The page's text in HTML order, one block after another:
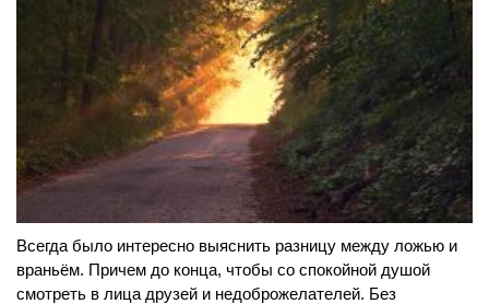
Всегда было интересно выяснить разницу между ложью и
враньём. Причем до конца, чтобы со спокойной душой
смотреть в лица друзей и недоброжелателей. Без